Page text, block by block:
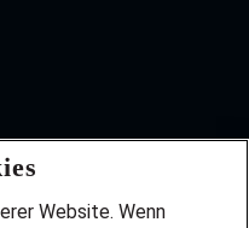
Website. Wenn